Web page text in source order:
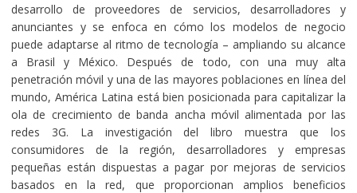
desarrollo de proveedores de servicios, desarrolladores y
anunciantes y se enfoca en cómo los modelos de negocio
puede adaptarse al ritmo de tecnología – ampliando su alcance
a Brasil y México. Después de todo, con una muy alta
penetración móvil y una de las mayores poblaciones en línea del
mundo, América Latina está bien posicionada para capitalizar la
ola de crecimiento de banda ancha móvil alimentada por las
redes 3G. La investigación del libro muestra que los
consumidores de la región, desarrolladores y empresas
pequeñas están dispuestas a pagar por mejoras de servicios
basados en la red, que proporcionan amplios beneficios